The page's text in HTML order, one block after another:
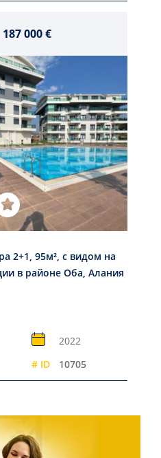
187 000 €
2+1, 95м², с видом на
в районе Оба, Алания
2022
# ID 10705